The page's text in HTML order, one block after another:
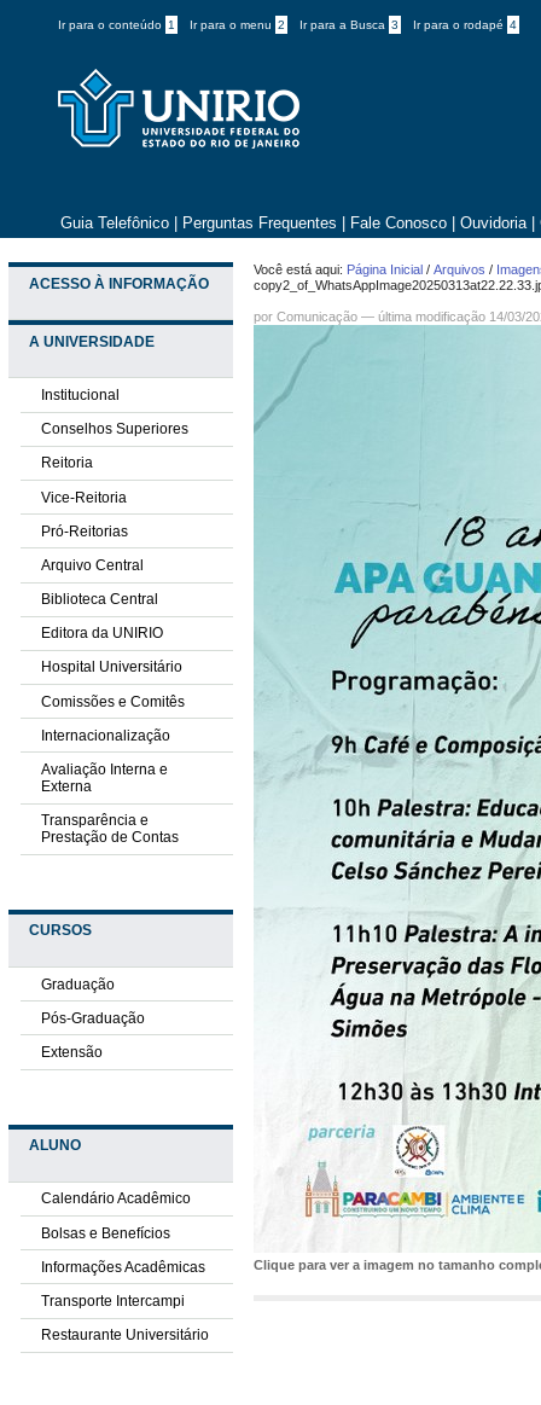
Ir para o conteúdo 1 Ir para o menu 2 Ir para a Busca 3 Ir para o rodapé 4
Guia Telefônico Perguntas Frequentes Fale Conosco Ouvidoria
ACESSO À INFORMAÇÃO
A UNIVERSIDADE
Institucional
Conselhos Superiores
Reitoria
Vice-Reitoria
Pró-Reitorias
Arquivo Central
Biblioteca Central
Editora da UNIRIO
Hospital Universitário
Comissões e Comitês
Internacionalização
Avaliação Interna e
Externa
Transparência e
Prestação de Contas
CURSOS
Graduação
Pós-Graduação
Extensão
ALUNO
Calendário Acadêmico
Bolsas e Benefícios
Informações Acadêmicas
Transporte Intercampi
Restaurante Universitário
Você está aqui: Página Inicial /Arquivos /
porComunicação —última modificação 14/03/
Clique para ver a imagem no tamanho